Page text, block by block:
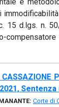
e
15 d.lgs. n.
CASSAZIONE
Sentenza
Corte di